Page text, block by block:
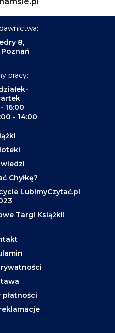
8,
Poznań
pracy:
16:00
- 14:00
Chyłkę?
LubimyCzytać.pl
Targi Książki!